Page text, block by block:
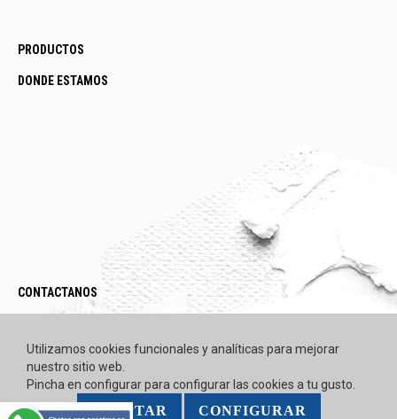
PRODUCTOS
DONDE ESTAMOS
CONTACTANOS
Utilizamos cookies funcionales y analíticas para mejorar
nuestro sitio web.
Pincha en configurar para configurar las cookies a tu gusto.
ACEPTAR CONFIGURAR